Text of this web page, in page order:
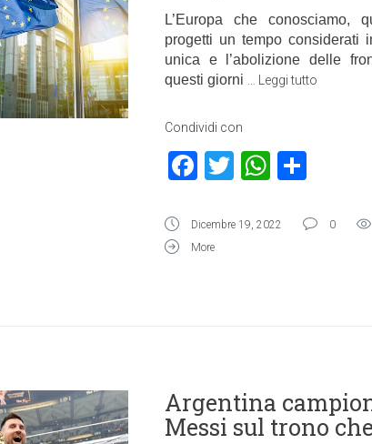
L’Europa che conosciamo,
progetti un tempo considerati
unica e l’abolizione delle
questi giorni
Leggi tutto
Condividi con
Facebook
Twitter
Dicembre 19, 2022 0
More
Argentina
Messi sul trono